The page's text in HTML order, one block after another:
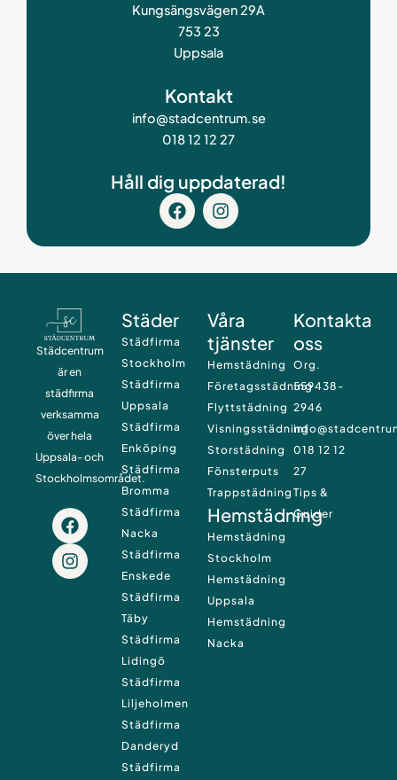
Kungsängsvägen 29A
753 23
Uppsala
Kontakt
info@stadcentrum.se
018 12 12 27
Håll dig uppdaterad!
F
a
b
k
I
n
a
r
a
m
Städcentrum
är en
städfirma
verksamma
över hela
Uppsala- och
Stockholmsområdet.
F
a
c
e
I
n
s
t
Städer
Städfirma
Stockholm
Städfirma
Uppsala
Städfirma
Enköping
Städfirma
Bromma
Städfirma
Nacka
Städfirma
Enskede
Städfirma
Täby
Städfirma
Lidingö
Städfirma
Liljeholmen
Städfirma
Danderyd
Städfirma
Våra
tjänster
Hemstädning
Företagsstädning
Flyttstädning
Visningsstädning
Storstädning
Fönsterputs
Trappstädning
Hemstädning
Hemstädning
Stockholm
Hemstädning
Uppsala
Hemstädning
Nacka
Kontakta
oss
Org.
559438-
2946
018 12 12
27
Tips &
Guider